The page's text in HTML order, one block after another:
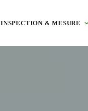
INSPECTION & MESURE